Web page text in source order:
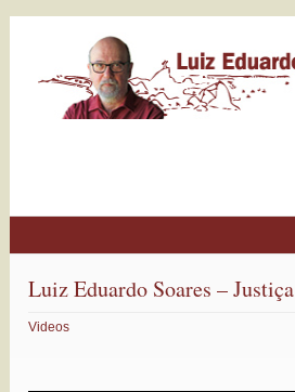
Luiz Eduardo Soares – Justiça
Videos